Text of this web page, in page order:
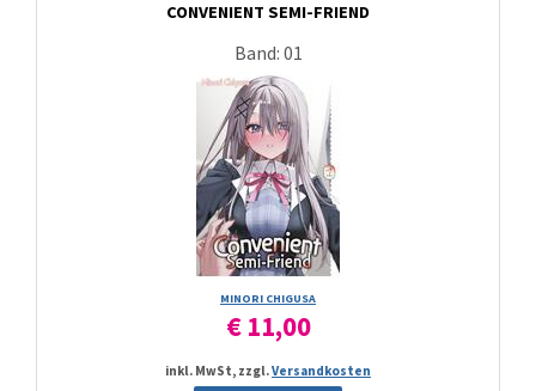
CONVENIENT SEMI-FRIEND
Band: 01
MINORI CHIGUSA
€ 11,00
inkl. MwSt, zzgl.Versandkosten